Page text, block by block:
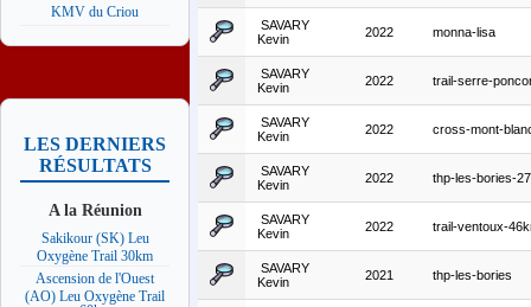
KMV du Criou
LES DERNIERS
RÉSULTATS
A la Réunion
Sakikour (SK) Leu
Oxygène Trail 30km
Ascension de l'Ouest
(AO) Leu Oxygène Trail
SAVARY
Kevin
2022 monna-lisa
SAVARY
Kevin
2022 trail-serre-
SAVARY
Kevin
2022 cross-mont-
SAVARY
Kevin
2022 thp-les-bories-
SAVARY
Kevin
2022 trail-ventoux-
SAVARY
Kevin
2021 thp-les-bories